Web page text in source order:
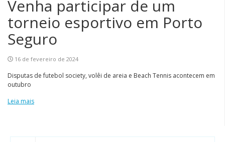
Venha participar de um
torneio esportivo em Porto
Seguro
16 de fevereiro de 2024
Disputas de futebol society, volêi de areia e Beach Tennis acontecem em
outubro
Leia mais